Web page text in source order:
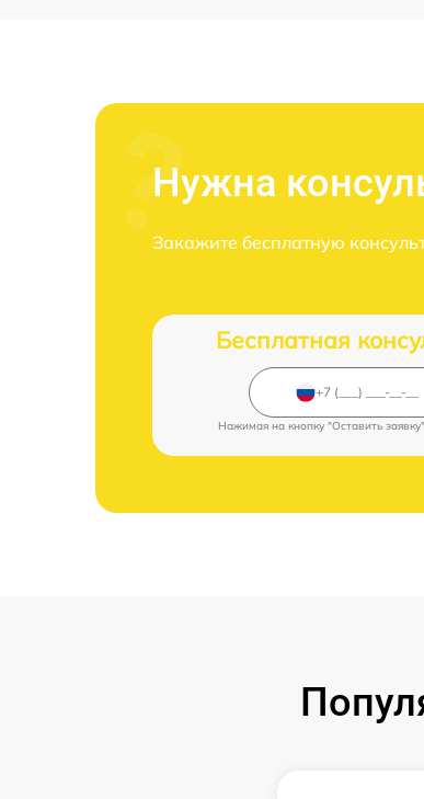
Нужна
Закажите бесплатную
Бесплатная
Нажимая на кнопку "Оставить